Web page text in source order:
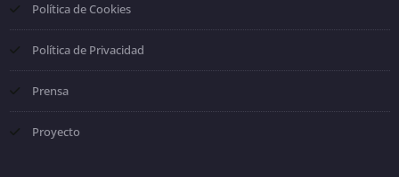
Política de Cookies
Política de Privacidad
Prensa
Proyecto